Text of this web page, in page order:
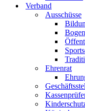
Verband
Ausschüsse
Ehrenrat